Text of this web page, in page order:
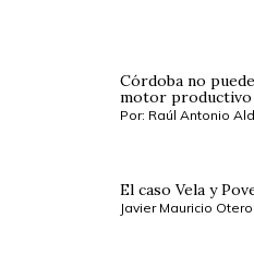
Córdoba no
motor productivo
Por: Raúl Antonio
El caso Vela y
Javier Mauricio